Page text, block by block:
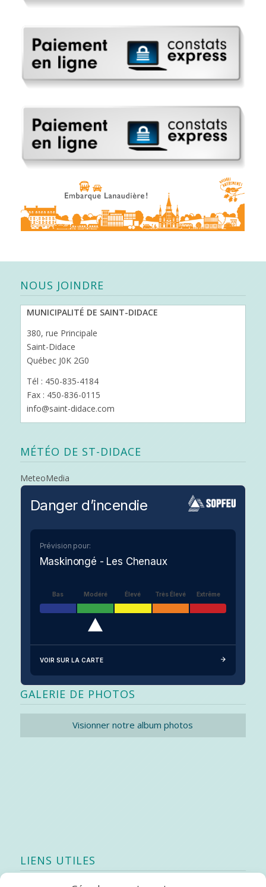
NOUS JOINDRE
MUNICIPALITÉ DE SAINT-DIDACE
380, rue Principale
Saint-Didace
Québec J0K 2G0
Tél : 450-835-4184
Fax : 450-836-0115
info@saint-didace.com
MÉTÉO DE ST-DIDACE
MeteoMedia
Danger d’incendie
Prévision pour:
Maskinongé - Les Chenaux
Bas Modéré Élevé Très Élevé Extrême
VOIR SUR LA CARTE
GALERIE DE PHOTOS
Visionner notre album photos
LIENS UTILES